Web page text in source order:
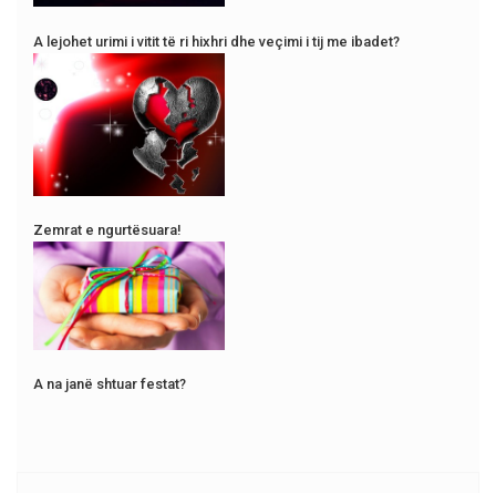
A lejohet urimi i vitit të ri hixhri dhe veçimi i tij me ibadet?
Zemrat e ngurtësuara!
A na janë shtuar festat?